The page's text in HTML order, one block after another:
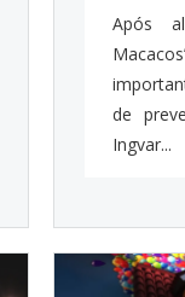
Após
de
Ingvar...